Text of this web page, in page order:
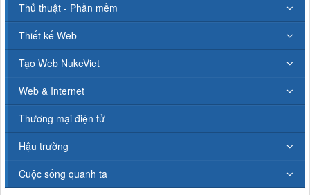
Thủ thuật - Phần mềm
Thiết kế Web
Tạo Web NukeViet
Web & Internet
Thương mại điện tử
Hậu trường
Cuộc sống quanh ta